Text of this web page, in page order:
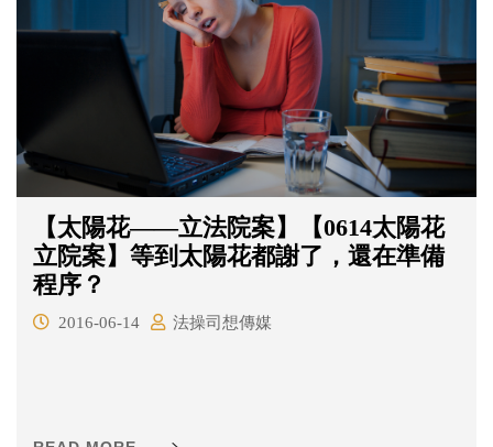
【太陽花——立法院案】【0614太陽花
立院案】等到太陽花都謝了，還在準備
程序？
2016-06-14 法操司想傳媒